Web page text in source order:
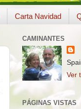
Carta Navidad
CAMINANTES
Ver
PÁGINAS VISTAS